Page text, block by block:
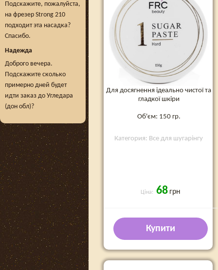
Подскажите, пожалуйста,
на фрезер Strong 210
подходит эта насадка?
Спасибо.
Надежда
Доброго вечера.
Подскажите сколько
примерно дней будет
идти заказ до Угледара
(дон обл)?
Для досягнення ідеально чистої та
гладкої шкіри
Об'єм: 150 гр.
Категория: Все для шугарінгу
Ціна: 68 грн
Купити